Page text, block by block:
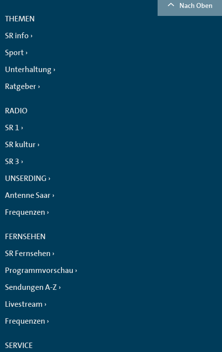
Nach Oben
THEMEN
SR info
Sport
Unterhaltung
Ratgeber
RADIO
SR 1
SR kultur
SR 3
UNSERDING
Antenne Saar
Frequenzen
FERNSEHEN
SR Fernsehen
Programmvorschau
Sendungen A-Z
Livestream
Frequenzen
SERVICE